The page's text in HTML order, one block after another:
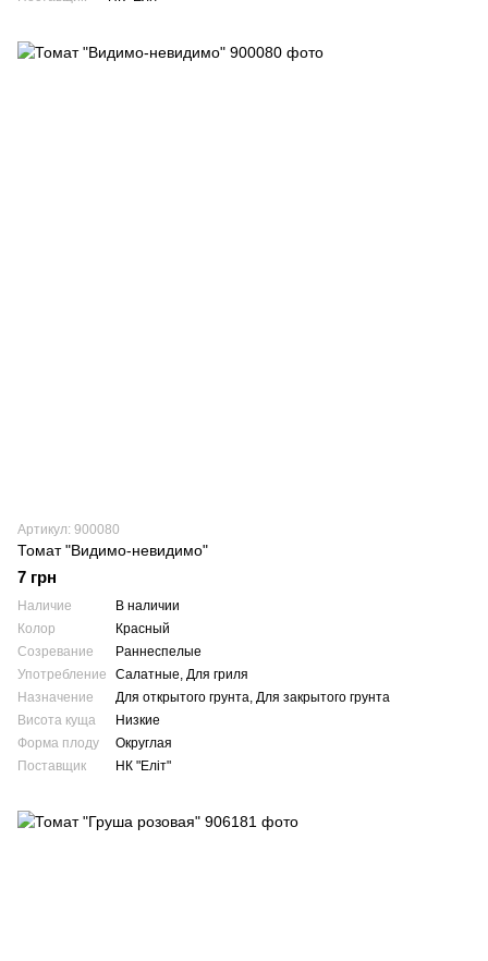
Артикул: 900080
Томат "Видимо-невидимо"
7 грн
Наличие
В наличии
Колор
Красный
Созревание
Раннеспелые
Употребление
Салатные, Для гриля
Назначение
Для открытого грунта, Для закрытого грунта
Висота куща
Низкие
Форма плоду
Округлая
Поставщик
НК "Еліт"